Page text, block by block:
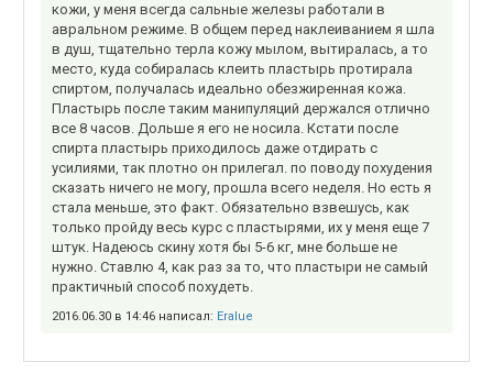
кожи, у меня всегда сальные железы работали в
авральном режиме. В общем перед наклеиванием я шла
в душ, тщательно терла кожу мылом, вытиралась, а то
место, куда собиралась клеить пластырь протирала
спиртом, получалась идеально обезжиренная кожа.
Пластырь после таким манипуляций держался отлично
все 8 часов. Дольше я его не носила. Кстати после
спирта пластырь приходилось даже отдирать с
усилиями, так плотно он прилегал. по поводу похудения
сказать ничего не могу, прошла всего неделя. Но есть я
стала меньше, это факт. Обязательно взвешусь, как
только пройду весь курс с пластырями, их у меня еще 7
штук. Надеюсь скину хотя бы 5-6 кг, мне больше не
нужно. Ставлю 4, как раз за то, что пластыри не самый
практичный способ похудеть.
2016.06.30 в 14:46 написал: Eralue